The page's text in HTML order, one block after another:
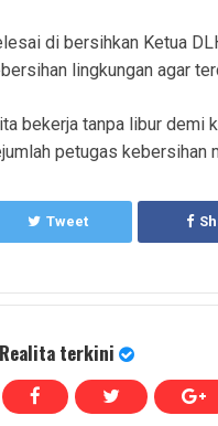
di bersihkan Ketua
lingkungan agar
bekerja tanpa libur demi
petugas kebersihan
Tweet
Realita terkini